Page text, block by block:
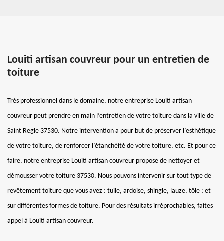
Louiti artisan couvreur pour un entretien de
toiture
Très professionnel dans le domaine, notre entreprise Louiti artisan
couvreur peut prendre en main l’entretien de votre toiture dans la ville de
Saint Regle 37530. Notre intervention a pour but de préserver l’esthétique
de votre toiture, de renforcer l’étanchéité de votre toiture, etc. Et pour ce
faire, notre entreprise Louiti artisan couvreur propose de nettoyer et
démousser votre toiture 37530. Nous pouvons intervenir sur tout type de
revêtement toiture que vous avez : tuile, ardoise, shingle, lauze, tôle ; et
sur différentes formes de toiture. Pour des résultats irréprochables, faites
appel à Louiti artisan couvreur.